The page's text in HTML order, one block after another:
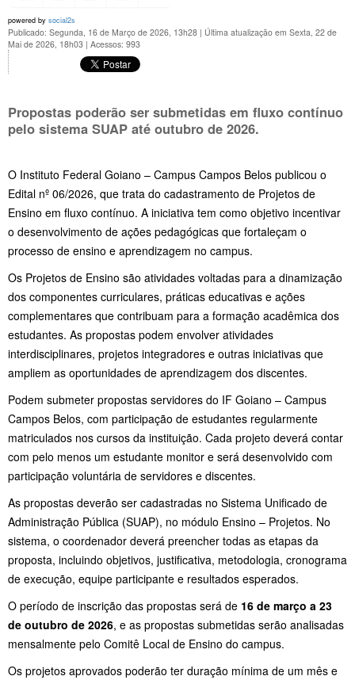
powered by social2s
Publicado: Segunda, 16 de Março de 2026, 13h28 | Última atualização em Sexta, 22 de
Mai de 2026, 18h03 | Acessos: 993
Propostas poderão ser submetidas em fluxo contínuo
pelo sistema SUAP até outubro de 2026.
O Instituto Federal Goiano – Campus Campos Belos publicou o
Edital nº 06/2026, que trata do cadastramento de Projetos de
Ensino em fluxo contínuo. A iniciativa tem como objetivo incentivar
o desenvolvimento de ações pedagógicas que fortaleçam o
processo de ensino e aprendizagem no campus.
Os Projetos de Ensino são atividades voltadas para a dinamização
dos componentes curriculares, práticas educativas e ações
complementares que contribuam para a formação acadêmica dos
estudantes. As propostas podem envolver atividades
interdisciplinares, projetos integradores e outras iniciativas que
ampliem as oportunidades de aprendizagem dos discentes.
Podem submeter propostas servidores do IF Goiano – Campus
Campos Belos, com participação de estudantes regularmente
matriculados nos cursos da instituição. Cada projeto deverá contar
com pelo menos um estudante monitor e será desenvolvido com
participação voluntária de servidores e discentes.
As propostas deverão ser cadastradas no Sistema Unificado de
Administração Pública (SUAP), no módulo Ensino – Projetos. No
sistema, o coordenador deverá preencher todas as etapas da
proposta, incluindo objetivos, justificativa, metodologia, cronograma
de execução, equipe participante e resultados esperados.
O período de inscrição das propostas será de 16 de março a 23
de outubro de 2026, e as propostas submetidas serão analisadas
mensalmente pelo Comitê Local de Ensino do campus.
Os projetos aprovados poderão ter duração mínima de um mês e